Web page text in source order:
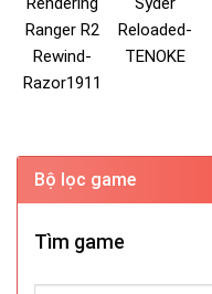
Ranger R2
Rewind-
Razor1911
Reloaded-
TENOKE
Bộ lọc game
Tìm game